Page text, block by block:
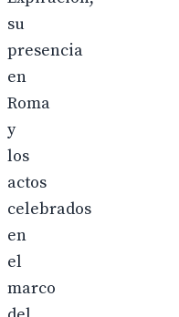
su
presencia
en
Roma
y
los
actos
celebrados
en
el
marco